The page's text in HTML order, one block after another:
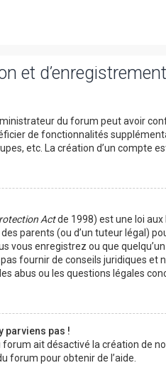
et d’enregistrement
du forum peut avoir
de fonctionnalités
etc. La création d’un compte
Actde 1998) est une loi
parents (ou d’un tuteur légal)
vous enregistrez ou que
fournir de conseils juridiques et
abus ou les questions légales
parviens pas !
forum ait désactivé la création de
forum pour obtenir de l’aide.